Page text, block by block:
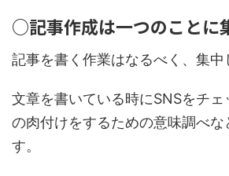
○記事作成は一つのことに
記事を書く作業はなるべく、集中
文章を書いている時にSNSをチ
の肉付けをするための意味調べ
す。